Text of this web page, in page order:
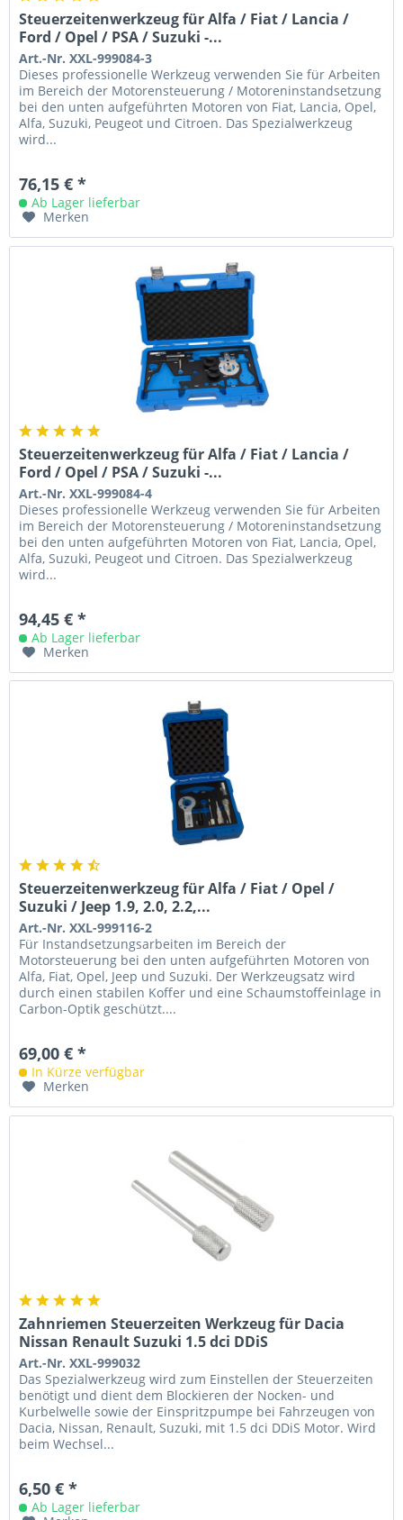
Steuerzeitenwerkzeug für Alfa / Fiat / Lancia /
Ford / Opel / PSA / Suzuki -...
Art.-Nr. XXL-999084-3
Dieses professionelle Werkzeug verwenden Sie für Arbeiten
im Bereich der Motorensteuerung / Motoreninstandsetzung
bei den unten aufgeführten Motoren von Fiat, Lancia, Opel,
Alfa, Suzuki, Peugeot und Citroen. Das Spezialwerkzeug
wird...
76,15 € *
Ab Lager lieferbar
Merken
Steuerzeitenwerkzeug für Alfa / Fiat / Lancia /
Ford / Opel / PSA / Suzuki -...
Art.-Nr. XXL-999084-4
Dieses professionelle Werkzeug verwenden Sie für Arbeiten
im Bereich der Motorensteuerung / Motoreninstandsetzung
bei den unten aufgeführten Motoren von Fiat, Lancia, Opel,
Alfa, Suzuki, Peugeot und Citroen. Das Spezialwerkzeug
wird...
94,45 € *
Ab Lager lieferbar
Merken
Steuerzeitenwerkzeug für Alfa / Fiat / Opel /
Suzuki / Jeep 1.9, 2.0, 2.2,...
Art.-Nr. XXL-999116-2
Für Instandsetzungsarbeiten im Bereich der
Motorsteuerung bei den unten aufgeführten Motoren von
Alfa, Fiat, Opel, Jeep und Suzuki. Der Werkzeugsatz wird
durch einen stabilen Koffer und eine Schaumstoffeinlage in
Carbon-Optik geschützt....
69,00 € *
In Kürze verfügbar
Merken
Zahnriemen Steuerzeiten Werkzeug für Dacia
Nissan Renault Suzuki 1.5 dci DDiS
Art.-Nr. XXL-999032
Das Spezialwerkzeug wird zum Einstellen der Steuerzeiten
benötigt und dient dem Blockieren der Nocken- und
Kurbelwelle sowie der Einspritzpumpe bei Fahrzeugen von
Dacia, Nissan, Renault, Suzuki, mit 1.5 dci DDiS Motor. Wird
beim Wechsel...
6,50 € *
Ab Lager lieferbar